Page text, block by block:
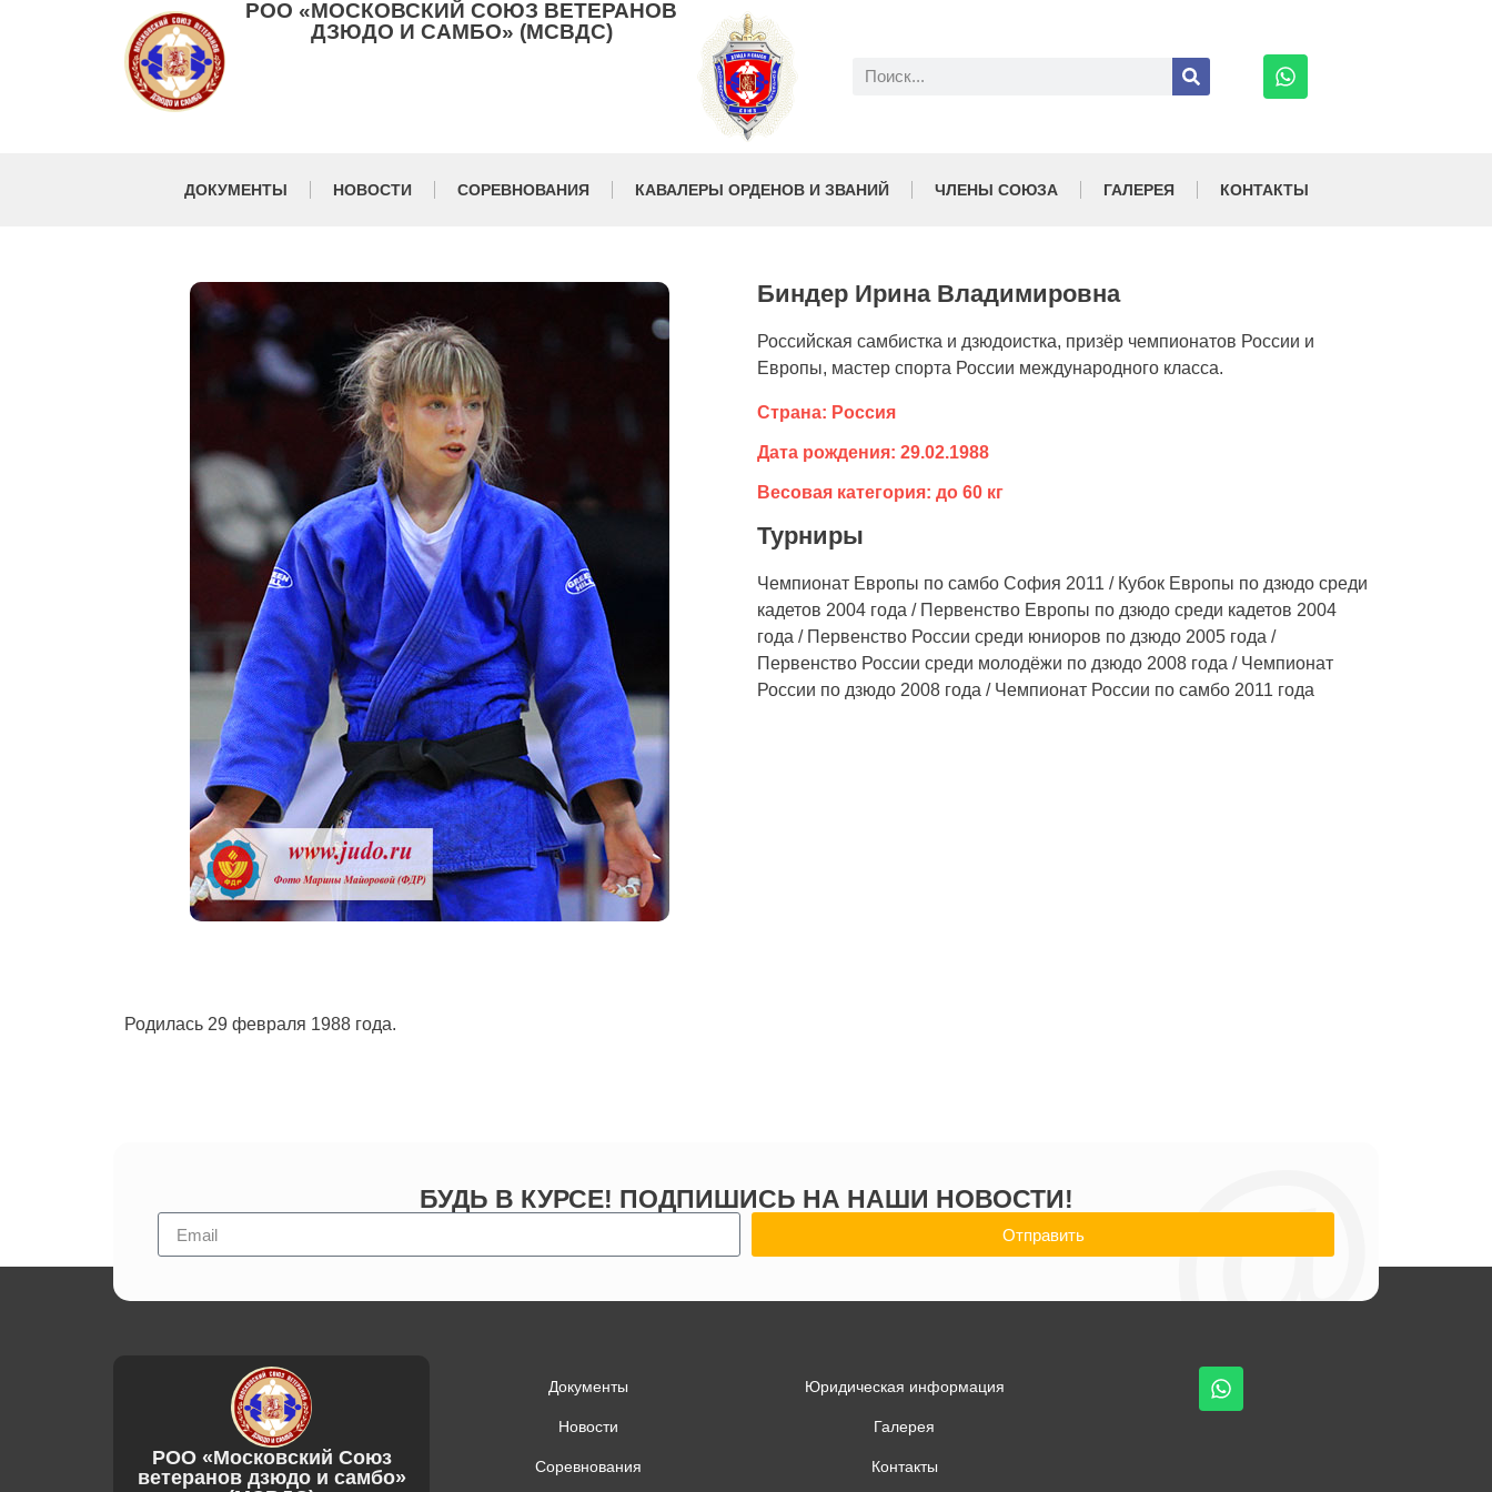
РОО «МОСКОВСКИЙ СОЮЗ ВЕТЕРАНОВ
ДЗЮДО И САМБО» (МСВДС)
ДОКУМЕНТЫ НОВОСТИ СОРЕВНОВАНИЯ КАВАЛЕРЫ ОРДЕНОВ И ЗВАНИЙ ЧЛЕНЫ СОЮЗА ГАЛЕРЕЯ КОНТАКТЫ
Биндер Ирина Владимировна
Российская самбистка и дзюдоистка, призёр чемпионатов России и
Европы, мастер спорта России международного класса.
Страна: Россия
Дата рождения: 29.02.1988
Весовая категория: до 60 кг
Турниры
Чемпионат Европы по самбо София 2011 / Кубок Европы по дзюдо среди
кадетов 2004 года / Первенство Европы по дзюдо среди кадетов 2004
года / Первенство России среди юниоров по дзюдо 2005 года /
Первенство России среди молодёжи по дзюдо 2008 года / Чемпионат
России по дзюдо 2008 года / Чемпионат России по самбо 2011 года
Родилась 29 февраля 1988 года.
@
БУДЬ В КУРСЕ! ПОДПИШИСЬ НА НАШИ НОВОСТИ!
Отправить
РОО «Московский Союз
ветеранов дзюдо и самбо»
Документы
Новости
Соревнования
Юридическая информация
Галерея
Контакты